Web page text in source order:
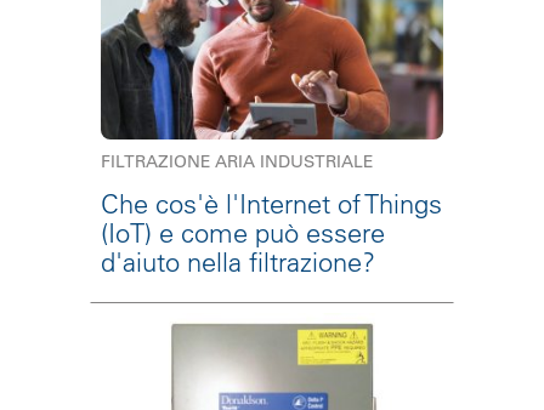
FILTRAZIONE ARIA INDUSTRIALE
Che cos'è l'Internet of Things
(IoT) e come può essere
d'aiuto nella filtrazione?